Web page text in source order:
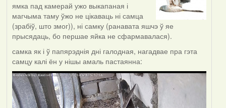
ямка пад камерай ужо выкапаная і
магчыма таму ўжо не цікаваць ні самца
(зрабіў, што змог)), ні самку (ранавата яшчэ ў яе
прысядаць, бо першае яйка не сфармавалася).
самка як і ў папярэднія дні галодная, нагадвае пра гэта
самцу калі ён у нішы амаль пастаянна: